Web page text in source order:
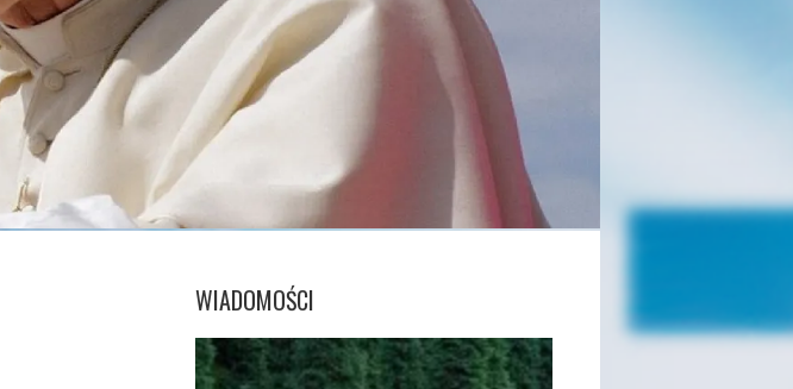
WIADOMOŚCI